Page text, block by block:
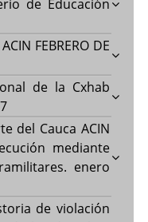
de Educación
FEBRERO DE
de la Cxhab
del Cauca ACIN
mediante
enero
de violación